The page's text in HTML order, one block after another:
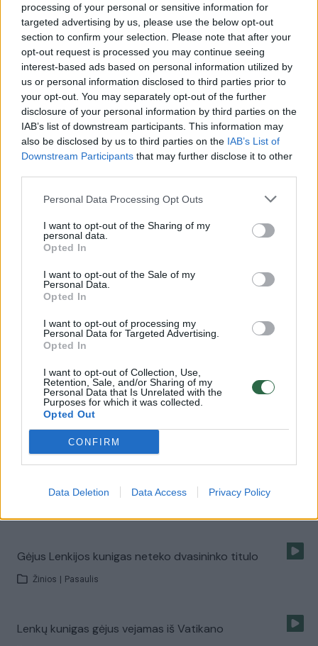
processing of your personal or sensitive information for
targeted advertising by us, please use the below opt-out
section to confirm your selection. Please note that after your
opt-out request is processed you may continue seeing
interest-based ads based on personal information utilized by
us or personal information disclosed to third parties prior to
your opt-out. You may separately opt-out of the further
disclosure of your personal information by third parties on the
IAB’s list of downstream participants. This information may
also be disclosed by us to third parties on the IAB’s List of
Downstream Participants that may further disclose it to other
Personal Data Processing Opt Outs
I want to opt-out of the Sharing of my
personal data.
Opted In
I want to opt-out of the Sale of my
Personal Data.
Opted In
I want to opt-out of processing my
Personal Data for Targeted Advertising.
Opted In
I want to opt-out of Collection, Use,
Retention, Sale, and/or Sharing of my
Personal Data that Is Unrelated with the
Purposes for which it was collected.
Opted Out
CONFIRM
Data Deletion Data Access Privacy Policy
00:03:15
Homoseksualaus režisieriaus kaimynai įbauginti – keičia
raktus, policija nepadeda
Kriminalai
00:04:16
Vilnietis apie homoseksualų santuokas: sušluočiau ir į
gerą vietą sukiščiau
Žinios | Pasaulis
00:03:21
Rusijos ministerijos atstovė atvirai išsityčiojo iš
klausimą apie gėjus uždavusio žurnalisto
Žinios | Pasaulis
Biseksualė: tie, kurie mano, kad tai yra tik kelių žmonių
problema – labai klysta
Žinios | Gyvenimo būdas
Olandai išreiškė palaikymą užpultai homoseksualų
Gėjus Lenkijos kunigas neteko dvasininko titulo
Žinios Pasaulis
Lenkų kunigas gėjus vejamas iš Vatikano